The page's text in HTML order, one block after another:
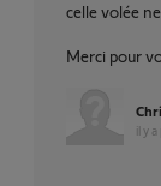
celle volée
Merci pour
il y